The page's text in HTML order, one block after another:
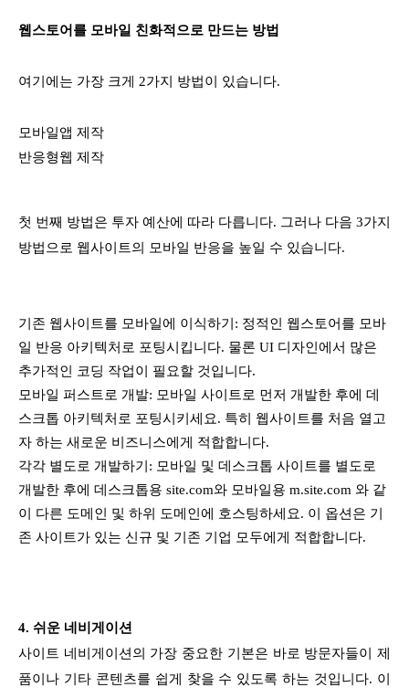
웹스토어를 모바일 친화적으로 만드는 방법
여기에는 가장 크게 2가지 방법이 있습니다.
모바일앱 제작
반응형웹 제작
첫 번째 방법은 투자 예산에 따라 다릅니다. 그러나 다음 3가지
방법으로 웹사이트의 모바일 반응을 높일 수 있습니다.
기존 웹사이트를 모바일에 이식하기: 정적인 웹스토어를 모바
일 반응 아키텍처로 포팅시킵니다. 물론 UI 디자인에서 많은
추가적인 코딩 작업이 필요할 것입니다.
모바일 퍼스트로 개발: 모바일 사이트로 먼저 개발한 후에 데
스크톱 아키텍처로 포팅시키세요. 특히 웹사이트를 처음 열고
자 하는 새로운 비즈니스에게 적합합니다.
각각 별도로 개발하기: 모바일 및 데스크톱 사이트를 별도로
개발한 후에 데스크톱용 site.com와 모바일용 m.site.com 와 같
이 다른 도메인 및 하위 도메인에 호스팅하세요. 이 옵션은 기
존 사이트가 있는 신규 및 기존 기업 모두에게 적합합니다.
4. 쉬운 네비게이션
사이트 네비게이션의 가장 중요한 기본은 바로 방문자들이 제
품이나 기타 콘텐츠를 쉽게 찾을 수 있도록 하는 것입니다. 이